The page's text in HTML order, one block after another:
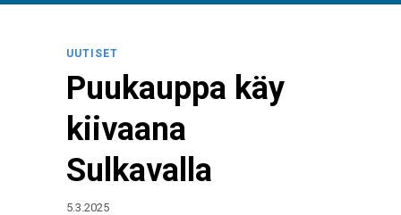
UUTISET
Puukauppa käy
kiivaana
Sulkavalla
5.3.2025